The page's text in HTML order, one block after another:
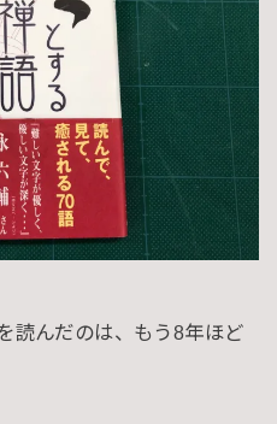
読んだのは、もう8年ほど